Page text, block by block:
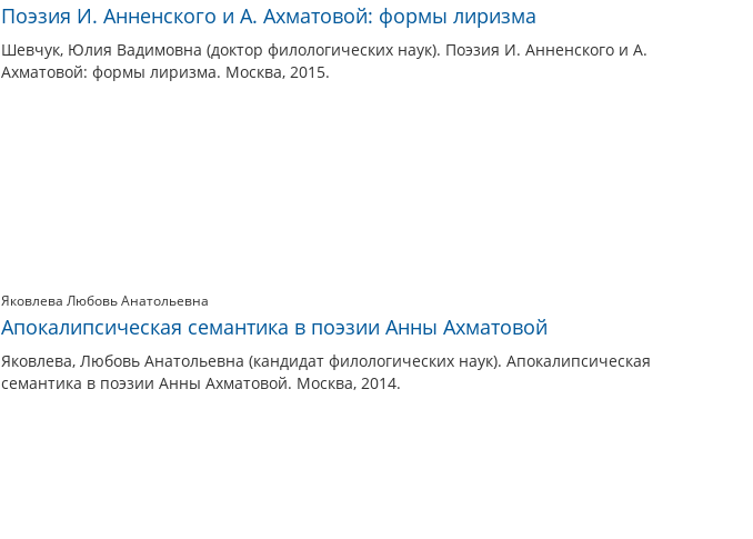
Поэзия И. Анненского и А. Ахматовой: формы лиризма
Шевчук, Юлия Вадимовна (доктор филологических наук). Поэзия И. Анненского и А.
Ахматовой: формы лиризма. Москва, 2015.
Яковлева Любовь Анатольевна
Апокалипсическая семантика в поэзии Анны Ахматовой
Яковлева, Любовь Анатольевна (кандидат филологических наук). Апокалипсическая
семантика в поэзии Анны Ахматовой. Москва, 2014.